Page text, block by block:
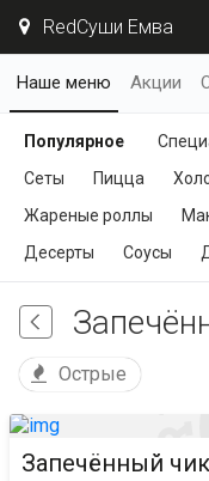
RedСуши Емва
Наше меню Акции
Популярное
Сеты
Пицца
Жареные роллы
Десерты
Соусы
Острые
Запечённый